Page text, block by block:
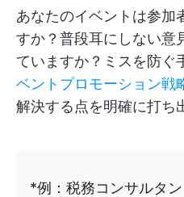
あなたのイベントは参加
すか？普段耳にしない意
ていますか？ミスを防ぐ
ベントプロモーション戦
解決する点を明確に打ち
*例：税務コンサルタ